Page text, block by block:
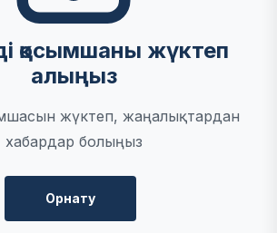
қосымшаны жүктеп
алыңыз
жүктеп, жаңалықтардан
хабардар болыңыз
Орнату